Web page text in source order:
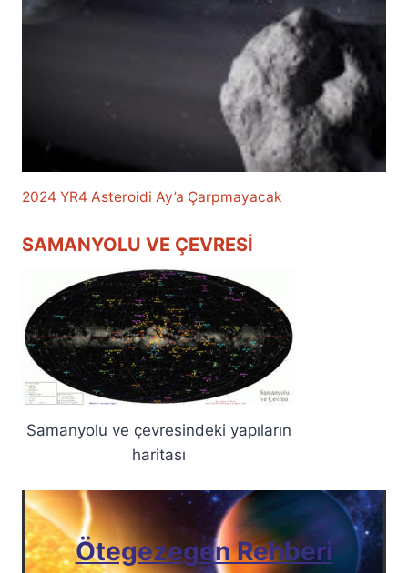
2024 YR4 Asteroidi Ay’a Çarpmayacak
SAMANYOLU VE ÇEVRESI
Samanyolu ve çevresindeki yapıların
haritası
Ötegezegen Rehberi